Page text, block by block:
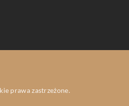
prawa zastrzeżone.